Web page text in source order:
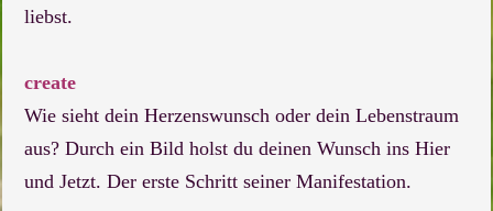
liebst.
create
Wie sieht dein Herzenswunsch oder dein Lebenstraum
aus? Durch ein Bild holst du deinen Wunsch ins Hier
und Jetzt. Der erste Schritt seiner Manifestation.